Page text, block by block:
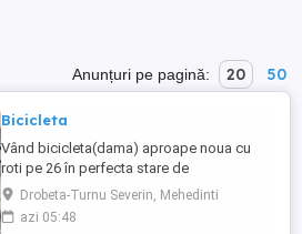
Anunțuri pe pagină: 20 50
Bicicleta
Vând bicicleta(dama) aproape noua cu
roti pe 26 în perfecta stare de
funcționare!Bicicleta este cumpărată din
Germania și este aproape noua!
Drobeta-Turnu Severin, Mehedinti
azi 05:48